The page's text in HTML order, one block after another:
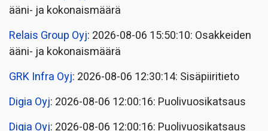
ääni- ja kokonaismäärä
Relais Group Oyj: 2026-08-06 15:50:10: Osakkeiden
ääni- ja kokonaismäärä
GRK Infra Oyj: 2026-08-06 12:30:14: Sisäpiiritieto
Digia Oyj: 2026-08-06 12:00:16: Puolivuosikatsaus
Digia Oyj: 2026-08-06 12:00:16: Puolivuosikatsaus